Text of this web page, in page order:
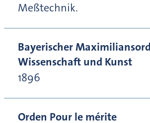
Meßtechnik.
Bayerischer
Wissenschaft und Kunst
1896
Orden Pour le mérite